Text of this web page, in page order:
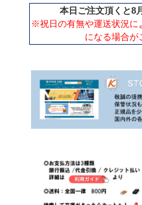
本日ご注文頂くと8
※祝日の有無や運送状況に
になる場合が